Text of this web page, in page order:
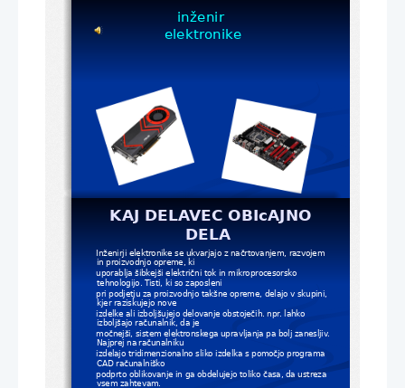
inženir
elektronike
KAJ DELAVEC OBIcAJNO
DELA
Inženirji elektronike se ukvarjajo z načrtovanjem, razvojem
in proizvodnjo opreme, ki
uporablja šibkejši električni tok in mikroprocesorsko
tehnologijo. Tisti, ki so zaposleni
pri podjetju za proizvodnjo takšne opreme, delajo v skupini,
kjer raziskujejo nove
izdelke ali izboljšujejo delovanje obstoječih. npr. lahko
izboljšajo računalnik, da je
močnejši, sistem elektronskega upravljanja pa bolj zanesljiv.
Najprej na računalniku
izdelajo tridimenzionalno sliko izdelka s pomočjo programa
CAD računalniško
podprto oblikovanje in ga obdelujejo toliko časa, da ustreza
vsem zahtevam.